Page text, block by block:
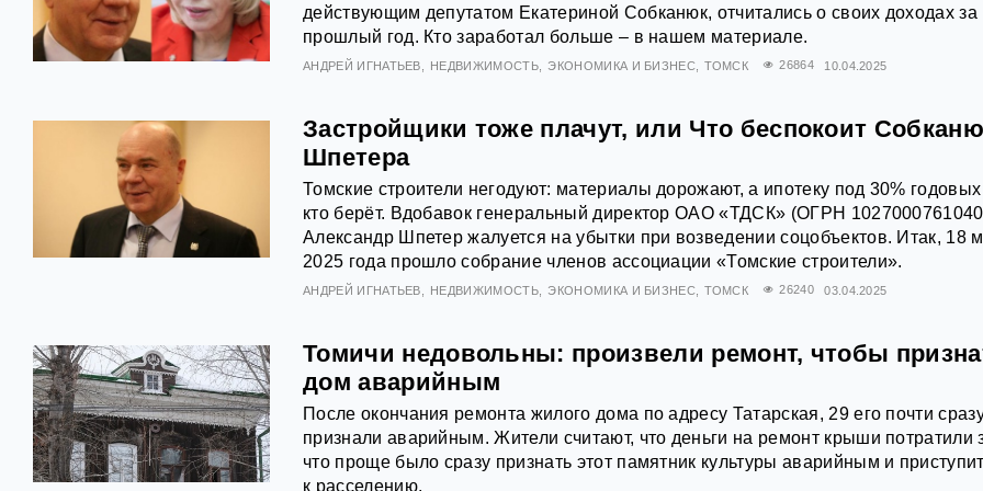
действующим депутатом Екатериной Собканюк, отчитались о своих доходах за
прошлый год. Кто заработал больше – в нашем материале.
АНДРЕЙ ИГНАТЬЕВ НЕДВИЖИМОСТЬ ЭКОНОМИКА И БИЗНЕС ТОМСК 26864 10.04.2025
Застройщики тоже плачут, или Что беспокоит
Шпетера
Томские строители негодуют: материалы дорожают, а ипотеку под 30%
кто берёт. Вдобавок генеральный директор ОАО «ТДСК» (ОГРН
Александр Шпетер жалуется на убытки при возведении соцобъектов. Итак, 18
2025 года прошло собрание членов ассоциации «Томские строители».
АНДРЕЙ ИГНАТЬЕВ НЕДВИЖИМОСТЬ ЭКОНОМИКА И БИЗНЕС ТОМСК 26240 03.04.2025
Томичи недовольны: произвели ремонт, чтобы
дом аварийным
После окончания ремонта жилого дома по адресу Татарская, 29 его почти
признали аварийным. Жители считают, что деньги на ремонт крыши потратили
что проще было сразу признать этот памятник культуры аварийным и
к расселению.